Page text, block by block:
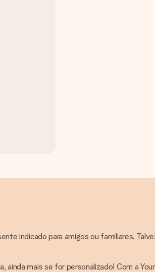
indicado para amigos ou familiares.
ainda mais se for personalizado! Com a